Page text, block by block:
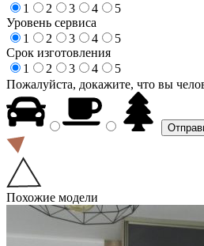
1
2 3 4
5
Уровень сервиса
1
2 3 4
5
Срок изготовления
1
2 3 4
5
Пожалуйста, докажите, что вы
Похожие модели